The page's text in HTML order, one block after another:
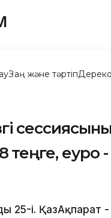
Заң және тәртіп
теңге, еуро
25-і. ҚазАқпарат